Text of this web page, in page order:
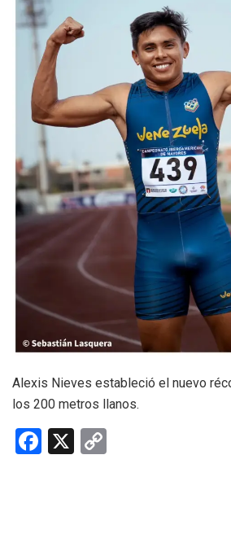
Alexis Nieves estableció el nuevo
los 200 metros llanos.
F
X